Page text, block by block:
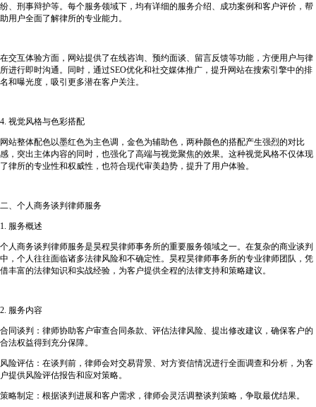
纷、刑事辩护等。每个服务领域下，均有详细的服务介绍、成功案例和客户评价，帮
助用户全面了解律所的专业能力。
在交互体验方面，网站提供了在线咨询、预约面谈、留言反馈等功能，方便用户与律
所进行即时沟通。同时，通过SEO优化和社交媒体推广，提升网站在搜索引擎中的排
名和曝光度，吸引更多潜在客户关注。
4. 视觉风格与色彩搭配
网站整体配色以墨红色为主色调，金色为辅助色，两种颜色的搭配产生强烈的对比
感，突出主体内容的同时，也强化了高端与视觉聚焦的效果。这种视觉风格不仅体现
了律所的专业性和权威性，也符合现代审美趋势，提升了用户体验。
二、个人商务谈判律师服务
1. 服务概述
个人商务谈判律师服务是昊程昊律师事务所的重要服务领域之一。在复杂的商业谈判
中，个人往往面临诸多法律风险和不确定性。昊程昊律师事务所的专业律师团队，凭
借丰富的法律知识和实战经验，为客户提供全程的法律支持和策略建议。
2. 服务内容
合同谈判：律师协助客户审查合同条款、评估法律风险、提出修改建议，确保客户的
合法权益得到充分保障。
风险评估：在谈判前，律师会对交易背景、对方资信情况进行全面调查和分析，为客
户提供风险评估报告和应对策略。
策略制定：根据谈判进展和客户需求，律师会灵活调整谈判策略，争取最优结果。